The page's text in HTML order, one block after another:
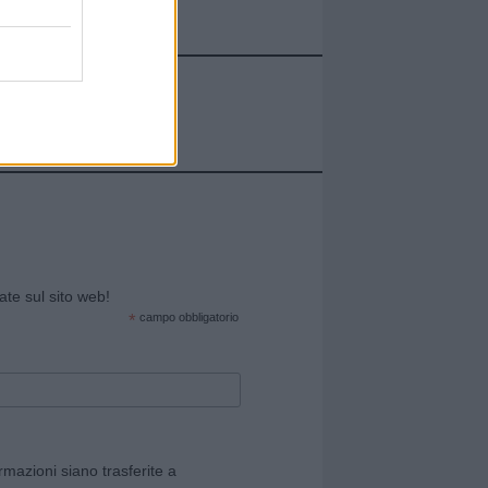
sul sito web!
* campo obbligatorio
siano trasferite a